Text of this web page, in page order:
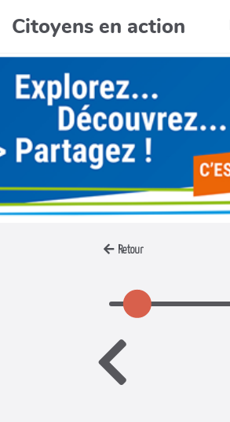
Aller au contenu principal
Citoyens en action
Retour